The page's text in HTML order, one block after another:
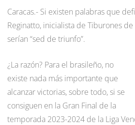
Caracas.- Si existen palabras que
Reginatto, inicialista de Tiburones
serían “sed de triunfo”.
¿La razón? Para el brasileño, no
existe nada más importante que
alcanzar victorias, sobre todo, si se
consiguen en la Gran Final de la
temporada 2023-2024 de la Liga